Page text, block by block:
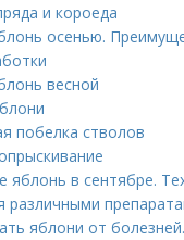
и короеда
осенью.
весной
побелка стволов
яблонь в сентябре.
различными
яблони от